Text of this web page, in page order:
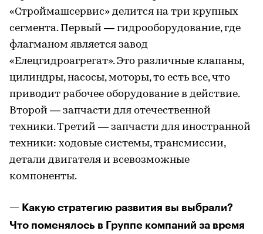
«Строймашсервис» делится на три крупных
сегмента. Первый — гидрооборудование, где
флагманом является завод
«Елецгидроагрегат». Это различные клапаны,
цилиндры, насосы, моторы, то есть все, что
приводит рабочее оборудование в действие.
Второй — запчасти для отечественной
техники. Третий — запчасти для иностранной
техники: ходовые системы, трансмиссии,
детали двигателя и всевозможные
компоненты.
— Какую стратегию развития вы выбрали?
Что поменялось в Группе компаний за время